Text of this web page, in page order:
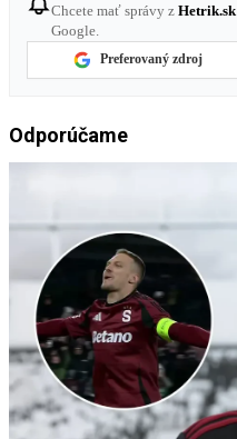
Chcete mať správy z Hetrik.sk
Google.
Preferovaný zdroj
Odporúčame